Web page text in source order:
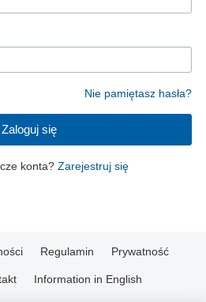
Nie pamiętasz hasła?
Zaloguj się
konta? Zarejestruj się
Regulamin Prywatność
Information in English